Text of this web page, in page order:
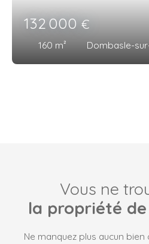
132 000€
160 m² Dombasle-
Vous ne
la propriété
Ne manquez plus aucun